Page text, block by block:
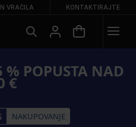
VRAČILA KONTAKTIRAJTE
POPUSTA NAD
€
NAKUPOVANJE